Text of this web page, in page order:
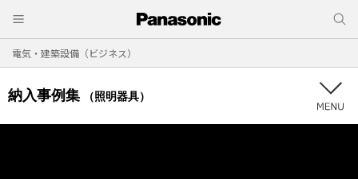
電気・建築設備（ビジネス）
納入事例集 （照明器具）